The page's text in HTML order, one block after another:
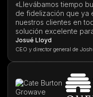
«Llevábamos tiempo
de fidelización que ya
nuestros clientes en
solución excelente
Josué Lloyd
CEO y director general de